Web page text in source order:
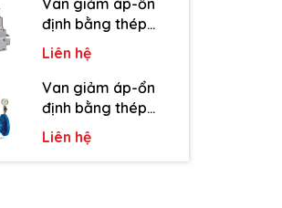
Van giảm áp-ổn
định bằng thép
không gỉ CSA
Liên hệ
Van giảm áp-ổn
định bằng thép
cacbon CSA
Liên hệ